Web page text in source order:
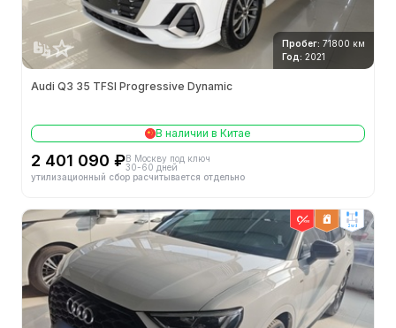
Пробег: 71800 км
Год: 2021
Audi Q3 35 TFSI Progressive Dynamic
В наличии в Китае
2 401 090 ₽В Москву под ключ
30-60 дней
утилизационный сбор расчитывается отдельно
2wd